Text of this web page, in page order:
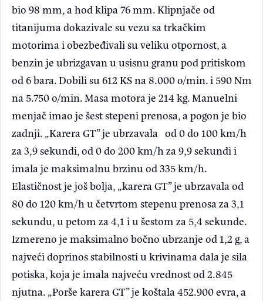
bio 98 mm, a hod klipa 76 mm. Klipnjače od
titanijuma dokazivale su vezu sa trkačkim
motorima i obezbeđivali su veliku otpornost, a
benzin je ubrizgavan u usisnu granu pod pritiskom
od 6 bara. Dobili su 612 KS na 8.000 o/min. i 590 Nm
na 5.750 o/min. Masa motora je 214 kg. Manuelni
menjač imao je šest stepeni prenosa, a pogon je bio
zadnji. „Karera GT” je ubrzavala od 0 do 100 km/h
za 3,9 sekundi, od 0 do 200 km/h za 9,9 sekundi i
imala je maksimalnu brzinu od 335 km/h.
Elastičnost je još bolja, „karera GT” je ubrzavala od
80 do 120 km/h u četvrtom stepenu prenosa za 3,1
sekundu, u petom za 4,1 i u šestom za 5,4 sekunde.
Izmereno je maksimalno bočno ubrzanje od 1,2 g, a
najveći doprinos stabilnosti u krivinama dala je sila
potiska, koja je imala najveću vrednost od 2.845
njutna. „Porše karera GT” je koštala 452.900 evra, a